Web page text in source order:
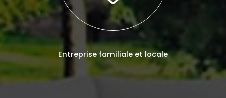
Entreprise familiale et locale